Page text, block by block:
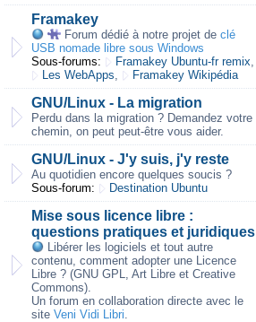
Framakey
Forum dédié à notre projet de clé
USB nomade libre sous Windows
Sous-forums:
Framakey Ubuntu-fr remix,
Les WebApps, Framakey Wikipédia
GNU/Linux - La migration
Perdu dans la migration ? Demandez votre
chemin, on peut peut-être vous aider.
GNU/Linux - J'y suis, j'y reste
Au quotidien encore quelques soucis ?
Sous-forum:
Destination Ubuntu
Mise sous licence libre :
questions pratiques et juridiques
Libérer les logiciels et tout autre
contenu, comment adopter une Licence
Libre ? (GNU GPL, Art Libre et Creative
Commons).
Un forum en collaboration directe avec le
site Veni Vidi Libri.